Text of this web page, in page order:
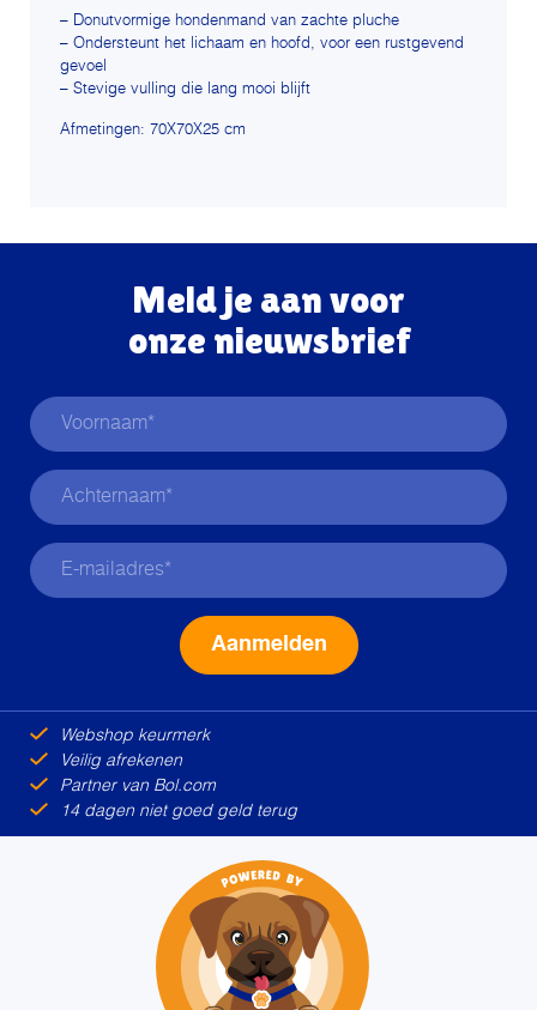
– Donutvormige hondenmand van zachte pluche
– Ondersteunt het lichaam en hoofd, voor een rustgevend
gevoel
– Stevige vulling die lang mooi blijft
Afmetingen: 70X70X25 cm
Meld je aan voor
onze nieuwsbrief
Webshop keurmerk
Veilig afrekenen
Partner van Bol.com
14 dagen niet goed geld terug